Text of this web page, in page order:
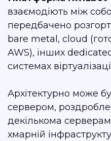
взаємодіють між
передбачено
bare metal, cloud
AWS), інших
системах
Архітектурно може
сервером,
декількома
хмарній